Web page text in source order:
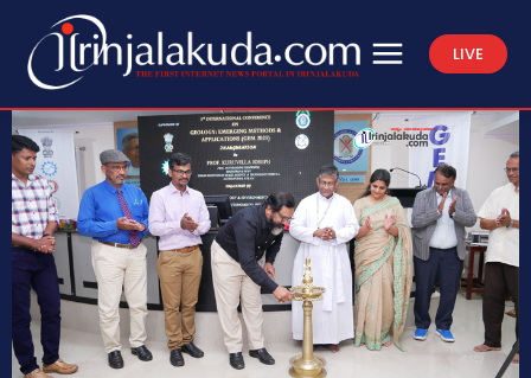
LIVE